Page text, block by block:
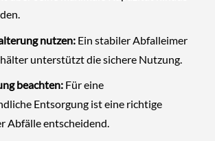
nutzen:Ein stabiler Abfalleimer
unterstützt die sichere Nutzung.
beachten:Für eine
Entsorgung ist eine richtige
Abfälle entscheidend.